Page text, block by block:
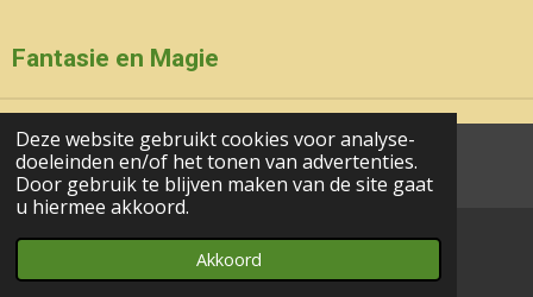
Deze website gebruikt cookies voor analyse-
doeleinden en/of het tonen van advertenties.
Door gebruik te blijven maken van de site gaat
u hiermee akkoord.
Akkoord
Fantasie en Magie
aa© 2017 - 2024 wesgeco
E-mailadres